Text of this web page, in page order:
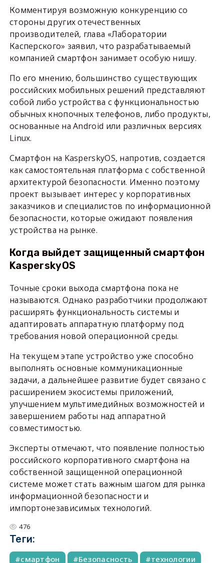
Комментируя возможную конкуренцию со
стороны других отечественных
производителей, глава «Лаборатории
Касперского» заявил, что разрабатываемый
компанией смартфон занимает особую нишу.
По его мнению, большинство существующих
российских мобильных решений представляют
собой либо устройства с функциональностью
обычных кнопочных телефонов, либо продукты,
основанные на Android или различных версиях
Linux.
Смартфон на KasperskyOS, напротив, создается
как самостоятельная платформа с собственной
архитектурой безопасности. Именно поэтому
проект вызывает интерес у корпоративных
заказчиков и специалистов по информационной
безопасности, которые ожидают появления
устройства на рынке.
Когда выйдет защищенный смартфон
KasperskyOS
Точные сроки выхода смартфона пока не
называются. Однако разработчики продолжают
расширять функциональность системы и
адаптировать аппаратную платформу под
требования новой операционной среды.
На текущем этапе устройство уже способно
выполнять основные коммуникационные
задачи, а дальнейшее развитие будет связано с
расширением экосистемы приложений,
улучшением мультимедийных возможностей и
завершением работы над аппаратной
совместимостью.
Эксперты отмечают, что появление полностью
российского корпоративного смартфона на
собственной защищенной операционной
системе может стать важным шагом для рынка
информационной безопасности и
импортонезависимых технологий.
476
Теги:
смартфон Безопасность технологии